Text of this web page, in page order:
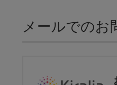
メールでのお